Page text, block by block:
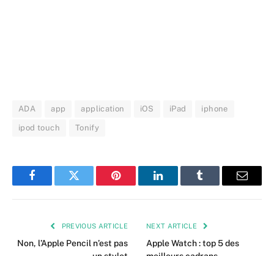
ADA app application iOS iPad iphone
ipod touch Tonify
FacebookTwitter Pinterest LinkedInTumblr Email
PREVIOUS ARTICLE
Non, l’Apple Pencil n’est pas
NEXT ARTICLE
Apple Watch : top 5 des